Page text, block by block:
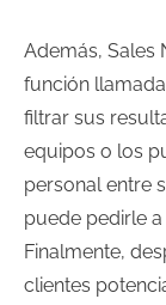
Además, Sales
función
filtrar sus
equipos o los
personal entre
puede pedirle
Finalmente,
clientes